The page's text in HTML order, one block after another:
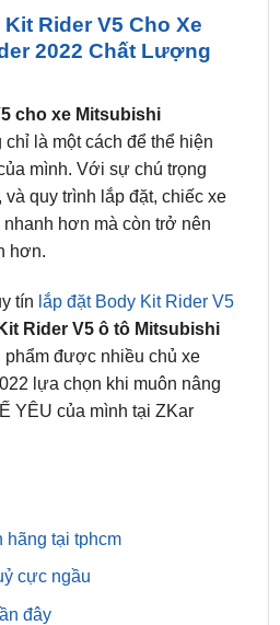
Rider V5 Cho Xe
2022 Chất Lượng
cho xe Mitsubishi
là một cách để thể hiện
mình. Với sự chú trọng
và quy trình lắp đặt, chiếc xe
hơn mà còn trở nên
hơn.
tín lắp đặt Body Kit Rider V5
Rider V5 ô tô Mitsubishi
được nhiều chủ xe
lựa chọn khi muôn nâng
YÊU của mình tại ZKar
hãng tại tphcm
cực ngầu
đây